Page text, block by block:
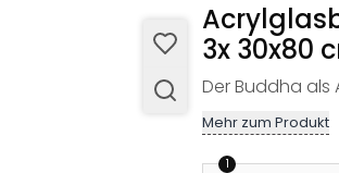
3x 30x80
Der Buddha
Mehr zum Produkt
1